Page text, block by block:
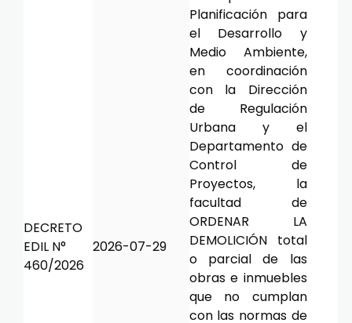
DECRETO
EDIL N°
460/2026
2026-07-29
Planificación para
el Desarrollo y
Medio Ambiente,
en coordinación
con la Dirección
de Regulación
Urbana y el
Departamento de
Control de
Proyectos, la
facultad de
ORDENAR LA
DEMOLICIÓN total
o parcial de las
obras e inmuebles
que no cumplan
con las normas de